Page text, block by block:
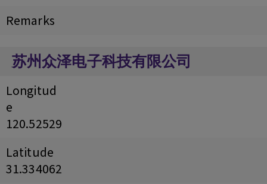
Remarks
苏州众泽电子科技有限公司
Longitud
e
120.52529
Latitude
31.334062